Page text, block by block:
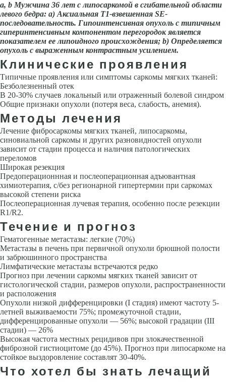
а, b Мужчина 36 лет с липосаркомой в сгибательной области
левого бедра: а) Аксиальная Т1-взвешенная SЕ-
последовательность. Гипоинтенсивная опухоль с типичным
гиперинтенсивным компонентом перегородок является
показателем ее липоидного происхождения; b) Определяется
опухоль с выраженным контрастным усилением.
Клинические проявления
Типичные проявления или симптомы саркомы мягких тканей:
Безболезненный отек
В 20-30% случаев локальный или отраженный болевой синдром
Общие признаки опухоли (потеря веса, слабость, анемия).
Методы лечения
Лечение фибросаркомы мягких тканей, липосаркомы,
синовиальной саркомы и других разновидностей опухоли
зависит от стадии процесса и наличия патологических
переломов
Широкая резекция
Предоперационнная и послеоперационная адъювантная
химиотерапия, с/без регионарной гипертермии при саркомах
высокой степени риска
Послеоперационная лучевая терапия, особенно после резекции
R1/R2.
Течение и прогноз
Гематогенные метастазы: легкие (70%)
Метастазы в печень при первичной опухоли брюшной полости
и забрюшинного пространства
Лимфатические метастазы встречаются редко
Прогноз при лечении саркомы мягких тканей зависит от
гистологической стадии, размеров опухоли, распространенности
и расположения
Опухоли низкой дифференцировки (I стадия) имеют частоту 5-
летней выживаемости 75%; промежуточной стадии,
дифференцированные опухоли — 56%; высокой градации (III
стадии) — 26%
Высокая частота местных рецидивов при злокачественной
фиброзной гистиоцитоме (до 45%). Прогноз при липосаркоме на
стойкое выздоровление составлят 30-40%.
Что хотел бы знать лечащий